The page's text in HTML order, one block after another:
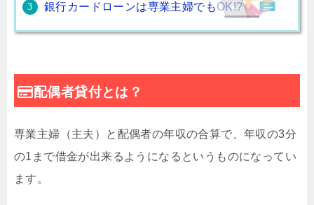
銀行カードローンは専業主婦でもOK!?
配偶者貸付とは？
専業主婦（主夫）と配偶者の年収の合算で、年収の3分
の1まで借金が出来るようになるというものになってい
ます。